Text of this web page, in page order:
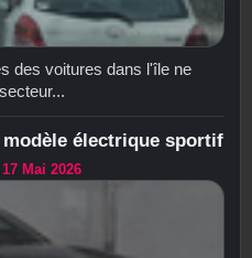
des voitures dans l'île ne
modèle électrique sportif
Mai 2026